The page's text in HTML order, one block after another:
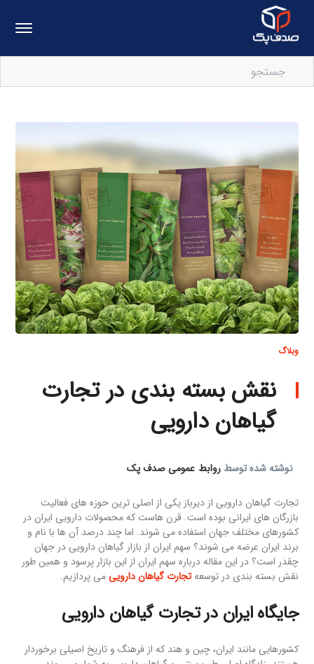
وبلاگ
نقش بسته بندی در تجارت
گیاهان دارویی
نوشته شده توسطروابط عمومی صدف پک
تجارت گیاهان دارویی از دیرباز یکی از اصلی ترین حوزه های فعالیت
بازرگان های ایرانی بوده است. قرن هاست که محصولات دارویی ایران در
کشورهای مختلف جهان استفاده می شوند. اما چند درصد آن ها با نام و
برند ایران عرضه می شوند؟ سهم ایران از بازار گیاهان دارویی در جهان
چقدر است؟ در این مقاله درباره سهم ایران از این بازار پرسود و همین طور
نقش بسته بندی در توسعهتجارت گیاهان داروییمی پردازیم.
جایگاه ایران در تجارت گیاهان دارویی
کشورهایی مانند ایران، چین و هند که از فرهنگ و تاریخ اصیلی برخوردار